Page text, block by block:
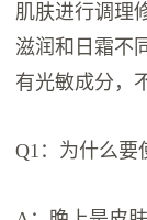
肌肤进行调理
滋润和日霜不
有光敏成分，
Q1：为什么要